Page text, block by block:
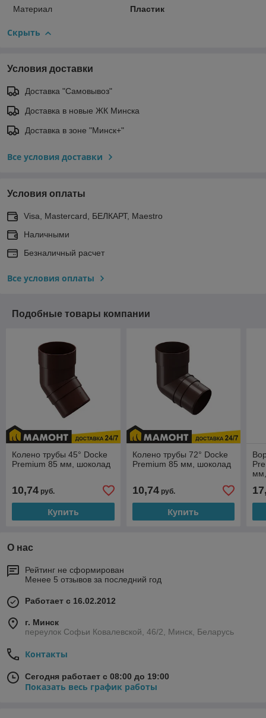
Материал Пластик
Скрыть
Условия доставки
Доставка "Самовывоз"
Доставка в новые ЖК Минска
Доставка в зоне "Минск+"
Все условия доставки
Условия оплаты
Visa, Mastercard, БЕЛКАРТ, Maestro
Наличными
Безналичный расчет
Все условия оплаты
Подобные товары компании
Колено трубы 45° Docke
Premium 85 мм, шоколад
10,74 руб.
Купить
Колено трубы 72° Docke
Premium 85 мм, шоколад
10,74руб.
Купить
О нас
Рейтинг не сформирован
Менее 5 отзывов за последний год
Работает с 16.02.2012
г. Минск
переулок Софьи Ковалевской, 46/2, Минск, Беларусь
Контакты
Сегодня работает с 08:00 до 19:00
Показать весь график работы